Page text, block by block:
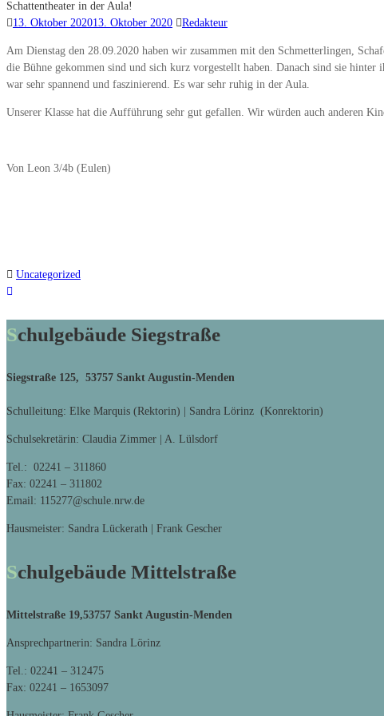
Schattentheater in der Aula!
13. Oktober 202013. Oktober 2020 Redakteur
Am Dienstag den 28.09.2020 haben wir zusammen mit den Schmetterlingen,
die Bühne gekommen sind und sich kurz vorgestellt haben. Danach sind sie
war sehr spannend und faszinierend. Es war sehr ruhig in der Aula.
Unserer Klasse hat die Aufführung sehr gut gefallen. Wir würden auch anderen
Von Leon 3/4b (Eulen)
Uncategorized
Schulgebäude Siegstraße
Siegstraße 125, 53757 Sankt Augustin-Menden
Schulleitung: Elke Marquis (Rektorin) | Sandra Lörinz (Konrektorin)
Schulsekretärin: Claudia Zimmer | A. Lülsdorf
Tel.: 02241 – 311860
Fax: 02241 – 311802
Email: 115277@schule.nrw.de
Hausmeister: Sandra Lückerath | Frank Gescher
Schulgebäude Mittelstraße
Mittelstraße 19,53757 Sankt Augustin-Menden
Ansprechpartnerin: Sandra Lörinz
Tel.: 02241 – 312475
Fax: 02241 – 1653097